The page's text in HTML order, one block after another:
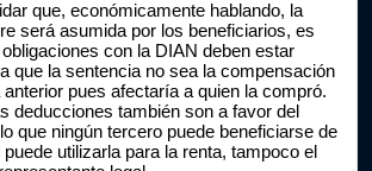
que, económicamente hablando, la
será asumida por los beneficiarios, es
con la DIAN deben estar
que la sentencia no sea la compensación
anterior pues afectaría a quien la compró.
deducciones también son a favor del
que ningún tercero puede beneficiarse de
utilizarla para la renta, tampoco el